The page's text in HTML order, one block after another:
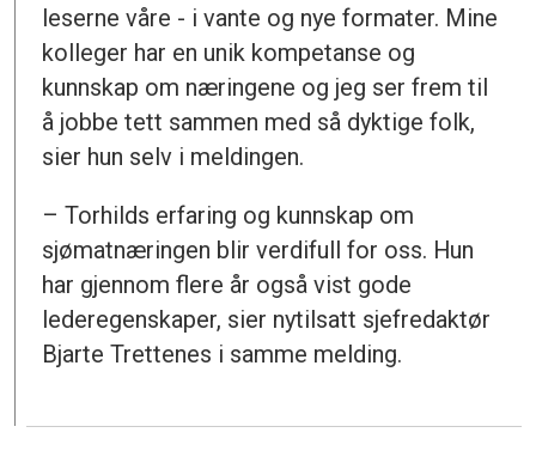
leserne våre - i vante og nye formater. Mine
kolleger har en unik kompetanse og
kunnskap om næringene og jeg ser frem til
å jobbe tett sammen med så dyktige folk,
sier hun selv i meldingen.
– Torhilds erfaring og kunnskap om
sjømatnæringen blir verdifull for oss. Hun
har gjennom flere år også vist gode
lederegenskaper, sier nytilsatt sjefredaktør
Bjarte Trettenes i samme melding.